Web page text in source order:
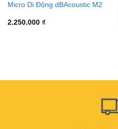
Micro Di Động dBAcoustic M2
2.250.000 ₫